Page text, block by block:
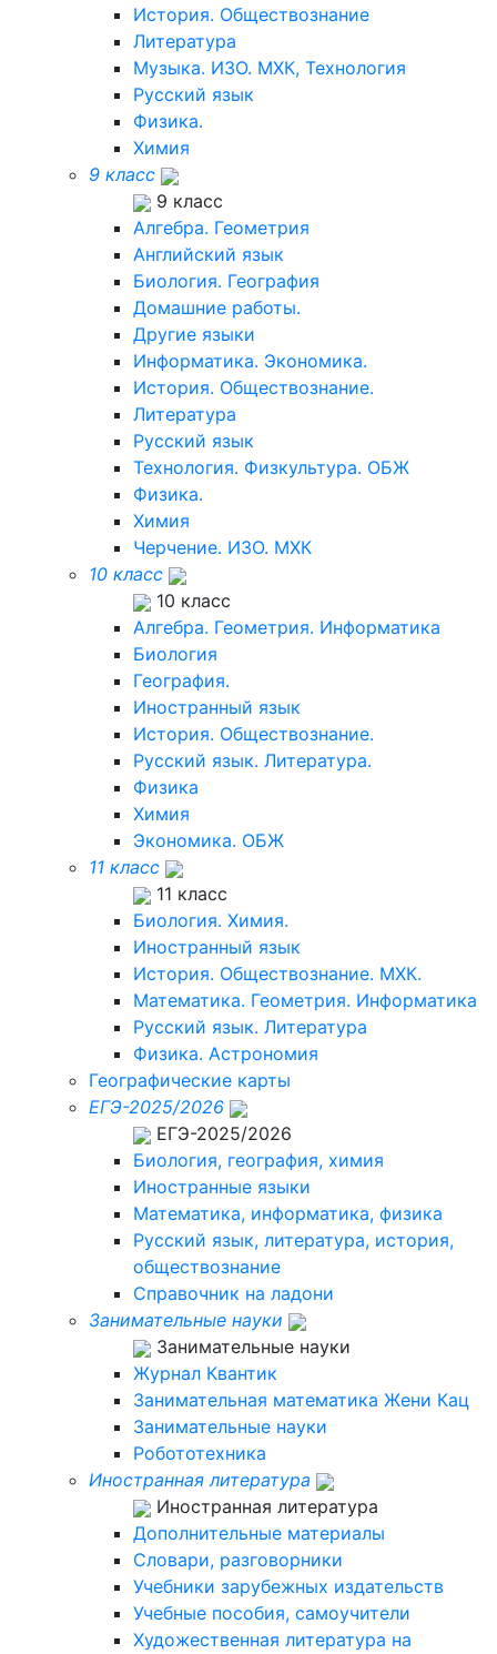
История. Обществознание
Литература
Музыка. ИЗО. МХК, Технология
Русский язык
Физика.
Химия
9 класс
9 класс
Алгебра. Геометрия
Английский язык
Биология. География
Домашние работы.
Другие языки
Информатика. Экономика.
История. Обществознание.
Литература
Русский язык
Технология. Физкультура. ОБЖ
Физика.
Химия
Черчение. ИЗО. МХК
10 класс
10 класс
Алгебра. Геометрия. Информатика
Биология
География.
Иностранный язык
История. Обществознание.
Русский язык. Литература.
Физика
Химия
Экономика. ОБЖ
11 класс
11 класс
Биология. Химия.
Иностранный язык
История. Обществознание. МХК.
Математика. Геометрия. Информатика
Русский язык. Литература
Физика. Астрономия
Географические карты
ЕГЭ-2025/2026
ЕГЭ-2025/2026
Биология, география, химия
Иностранные языки
Математика, информатика, физика
Русский язык, литература, история,
обществознание
Справочник на ладони
Занимательные науки
Занимательные науки
Журнал Квантик
Занимательная математика Жени Кац
Занимательные науки
Робототехника
Иностранная литература
Иностранная литература
Дополнительные материалы
Словари, разговорники
Учебники зарубежных издательств
Учебные пособия, самоучители
Художественная литература на